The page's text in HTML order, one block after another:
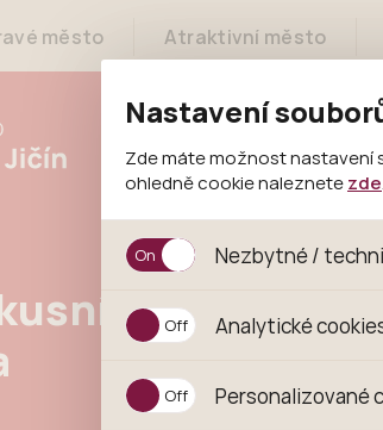
Nastavení
Zde máte možnost nastavení
ohledně cookie naleznete zde
Nezbytné /
Jedná se o technické
jejich funkcí. Používají se
Analytické
Analytické cookies
anonymizuje. PoPersonalizované
město Atraktivní město